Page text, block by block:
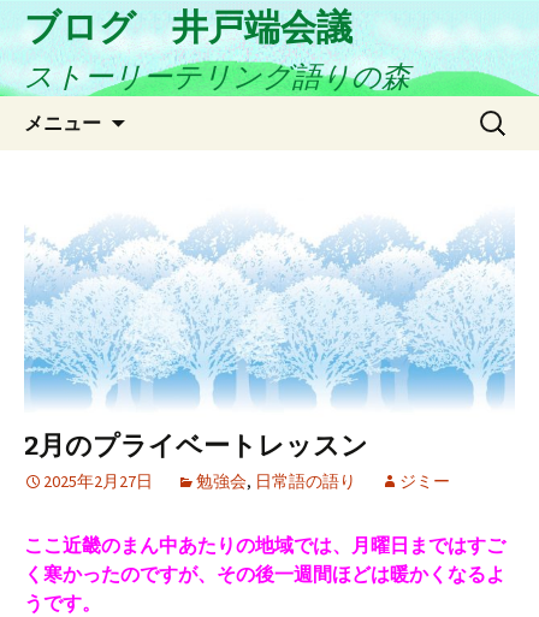
ブログ 井戸端会議
ストーリーテリング語りの森
メニュー
ツ
へ
ス
キ
ッ
プ
検
2月のプライベートレッスン
2025年2月27日 勉強会, 日常語の語り ジミー
ここ近畿のまん中あたりの地域では、月曜日まではすご
く寒かったのですが、その後一週間ほどは暖かくなるよ
うです。